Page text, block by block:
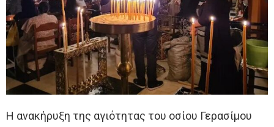
Η ανακήρυξη της αγιότητας του οσίου Γερασίμου